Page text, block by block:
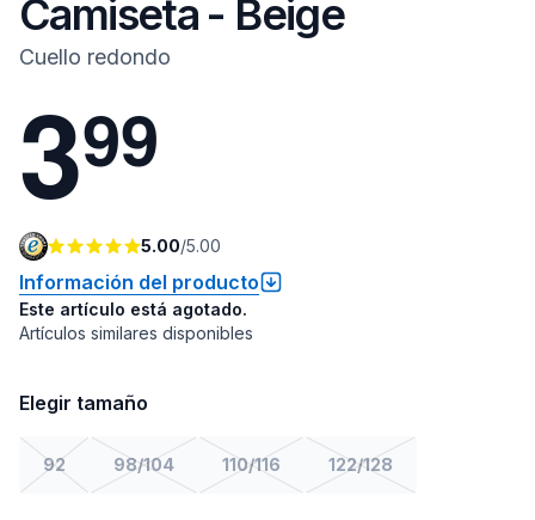
Camiseta - Beige
Cuello redondo
399
5.00/5.00
Información del producto
Este artículo está agotado.
Artículos similares disponibles
Elegir tamaño
92 98/104 110/116 122/128